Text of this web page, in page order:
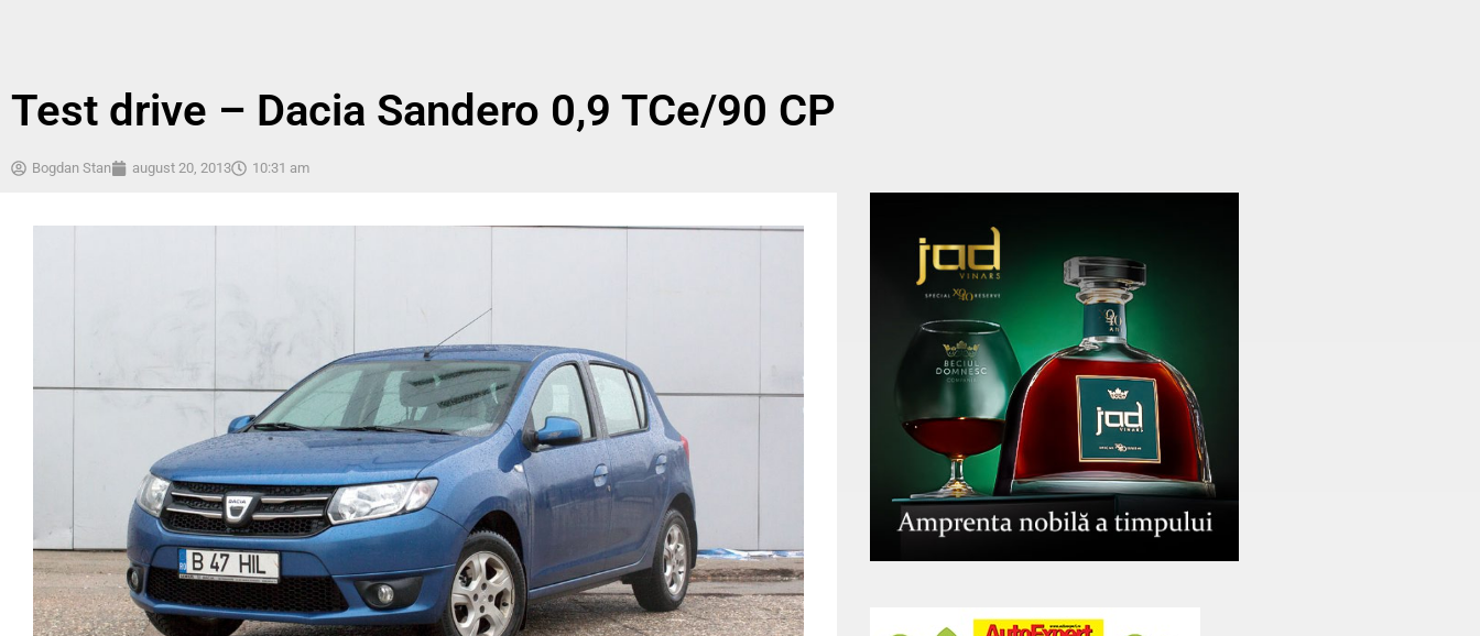
Test drive – Dacia Sandero 0,9 TCe/90 CP
Bogdan Stan august 20, 2013 10:31 am